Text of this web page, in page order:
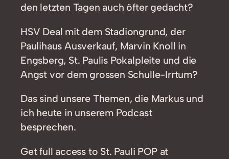
den letzten Tagen auch öfter gedacht?
HSV Deal mit dem Stadiongrund, der
Paulihaus Ausverkauf, Marvin Knoll in
Engsberg, St. Paulis Pokalpleite und die
Angst vor dem grossen Schulle-Irrtum?
Das sind unsere Themen, die Markus und
ich heute in unserem Podcast
besprechen.
Get full access to St. Pauli POP at